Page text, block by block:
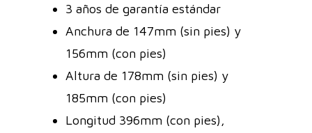
3 años de garantía estándar
Anchura de 147mm (sin pies) y
156mm (con pies)
Altura de 178mm (sin pies) y
185mm (con pies)
Longitud 396mm (con pies),